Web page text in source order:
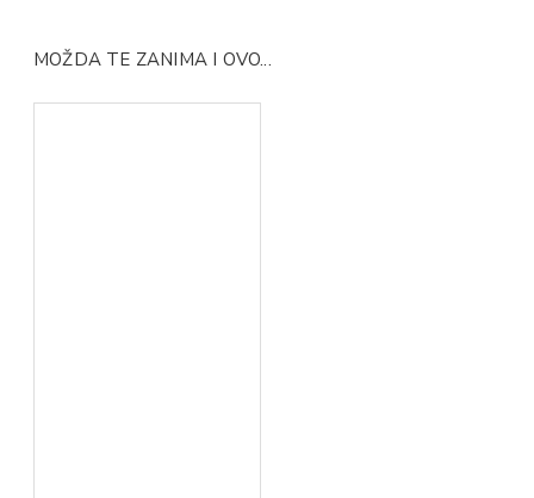
MOŽDA TE ZANIMA I OVO...